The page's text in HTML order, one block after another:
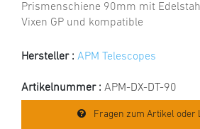
Prismenschiene 90mm mit
Vixen GP und kompatible
Hersteller : APM Telescopes
Artikelnummer : APM-DX-DT-90
Fragen zum Artikel oder